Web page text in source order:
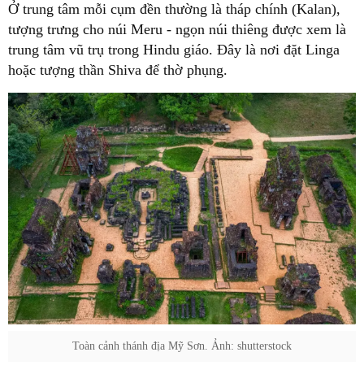
Ở trung tâm mỗi cụm đền thường là tháp chính (Kalan),
tượng trưng cho núi Meru - ngọn núi thiêng được xem là
trung tâm vũ trụ trong Hindu giáo. Đây là nơi đặt Linga
hoặc tượng thần Shiva để thờ phụng.
Toàn cảnh thánh địa Mỹ Sơn. Ảnh: shutterstock